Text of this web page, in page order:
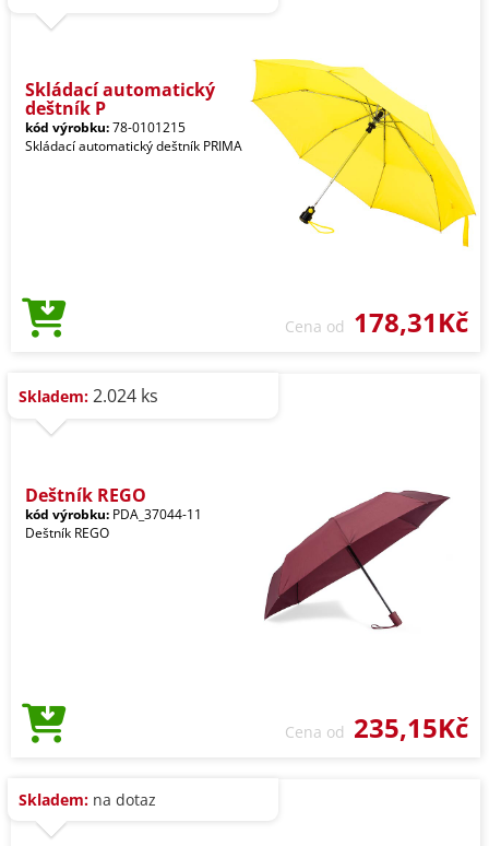
Skládací automatický
deštník P
kód výrobku:78-0101215
Skládací automatický deštník PRIMA
Cena od 178,31Kč
Skladem: 2.024 ks
Deštník REGO
kód výrobku: PDA_37044-11
Deštník REGO
Cena od 235,15Kč
Skladem: na dotaz